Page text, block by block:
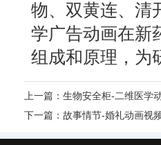
物、双黄连、清
学广告动画在新
组成和原理，为
上一篇： 生物安全柜-二维医学
下一篇： 故事情节-婚礼动画视